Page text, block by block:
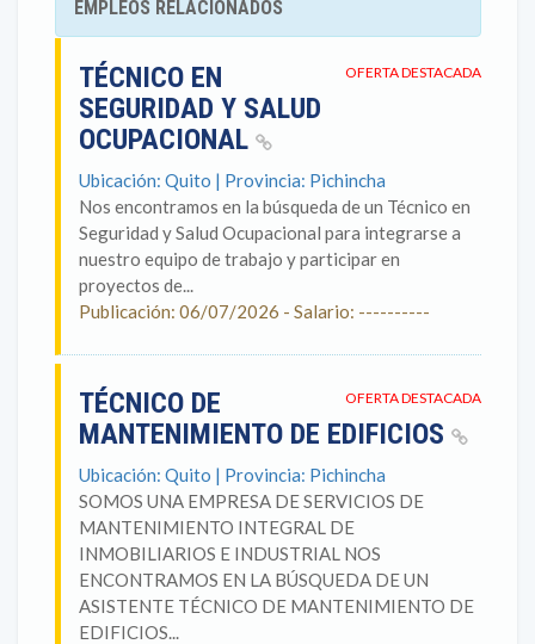
EMPLEOS RELACIONADOS
OFERTA DESTACADA
TÉCNICO EN
SEGURIDAD Y SALUD
OCUPACIONAL
Ubicación: Quito | Provincia: Pichincha
Nos encontramos en la búsqueda de un Técnico en
Seguridad y Salud Ocupacional para integrarse a
nuestro equipo de trabajo y participar en
proyectos de...
Publicación: 06/07/2026 - Salario: ----------
OFERTA DESTACADA
TÉCNICO DE
MANTENIMIENTO DE EDIFICIOS
Ubicación: Quito | Provincia: Pichincha
SOMOS UNA EMPRESA DE SERVICIOS DE
MANTENIMIENTO INTEGRAL DE
INMOBILIARIOS E INDUSTRIAL NOS
ENCONTRAMOS EN LA BÚSQUEDA DE UN
ASISTENTE TÉCNICO DE MANTENIMIENTO DE
EDIFICIOS...